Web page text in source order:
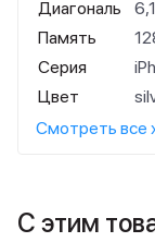
Диагональ
Память
Серия
Цвет
Смотреть все
С этим